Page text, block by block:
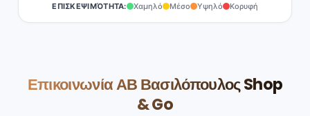
ΕΠΙΣΚΕΨΙΜΌΤΗΤΑ: Χαμηλό Μέσο Υψηλό Κορυφή
Επικοινωνία ΑΒ Βασιλόπουλος Shop
& Go